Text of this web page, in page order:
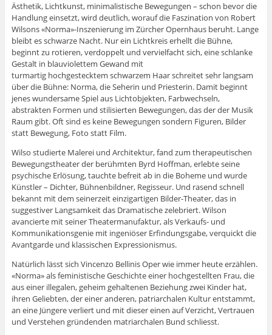
Ästhetik, Lichtkunst, minimalistische Bewegungen – schon bevor die
Handlung einsetzt, wird deutlich, worauf die Faszination von Robert
Wilsons «Norma»-Inszenierung im Zürcher Opernhaus beruht. Lange
bleibt es schwarze Nacht. Nur ein Lichtkreis erhellt die Bühne,
beginnt zu rotieren, verdoppelt und vervielfacht sich, eine schlanke
Gestalt in blauviolettem Gewand mit
turmartig hochgestecktem schwarzem Haar schreitet sehr langsam
über die Bühne: Norma, die Seherin und Priesterin. Damit beginnt
jenes wundersame Spiel aus Lichtobjekten, Farbwechseln,
abstrakten Formen und stilisierten Bewegungen, das der der Musik
Raum gibt. Oft sind es keine Bewegungen sondern Figuren, Bilder
statt Bewegung, Foto statt Film.
Wilso studierte Malerei und Architektur, fand zum therapeutischen
Bewegungstheater der berühmten Byrd Hoffman, erlebte seine
psychische Erlösung, tauchte befreit ab in die Boheme und wurde
Künstler – Dichter, Bühnenbildner, Regisseur. Und rasend schnell
bekannt mit dem seinerzeit einzigartigen Bilder-Theater, das in
suggestiver Langsamkeit das Dramatische zelebriert. Wilson
avancierte mit seiner Theatermanufaktur, als Verkaufs- und
Kommunikationsgenie mit ingeniöser Erfindungsgabe, verquickt die
Avantgarde und klassischen Expressionismus.
Natürlich lässt sich Vincenzo Bellinis Oper wie immer heute erzählen.
«Norma» als feministische Geschichte einer hochgestellten Frau, die
aus einer illegalen, geheim gehaltenen Beziehung zwei Kinder hat,
ihren Geliebten, der einer anderen, patriarchalen Kultur entstammt,
an eine Jüngere verliert und mit dieser einen auf Verzicht, Vertrauen
und Verstehen gründenden matriarchalen Bund schliesst.